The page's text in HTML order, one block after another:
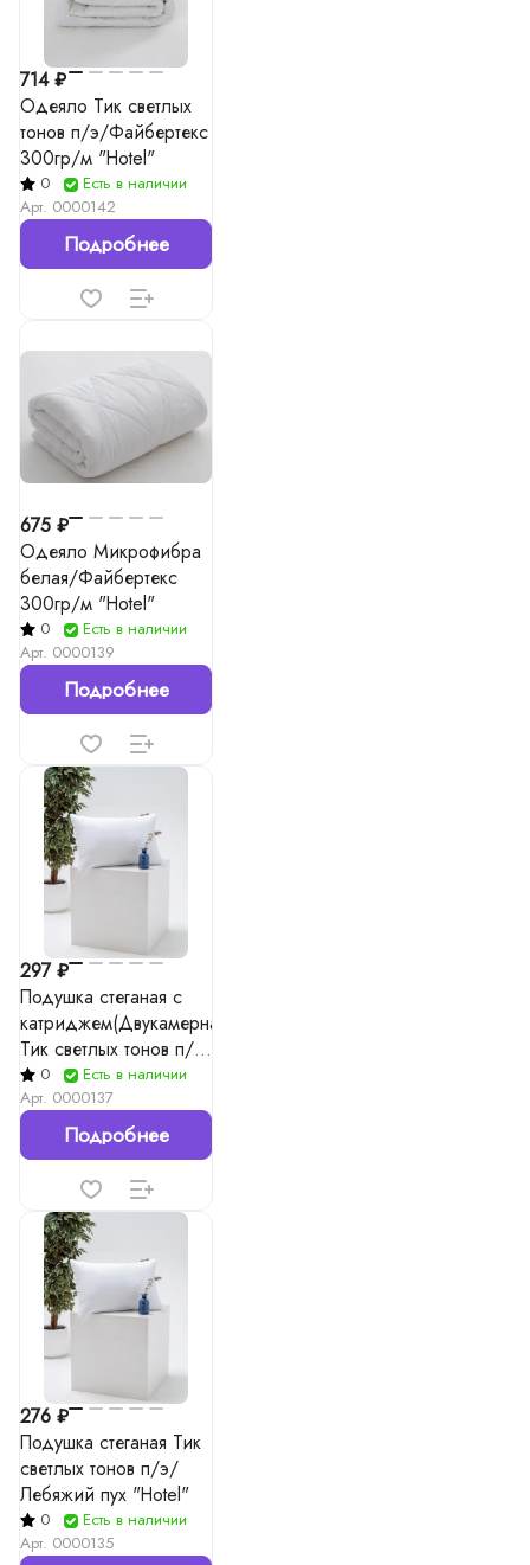
714 ₽
Одеяло Тик светлых
тонов п/э/Файбертекс
300гр/м "Hotel"
0
Есть в наличии
Арт. 0000142
Подробнее
675 ₽
Одеяло Микрофибра
белая/Файбертекс
300гр/м "Hotel"
0
Есть в наличии
Арт. 0000139
Подробнее
297 ₽
Подушка стеганая с
катриджем(Двукамерная)
Тик светлых тонов п/
э/Лебяжий пух "Hotel"
0
Есть в наличии
Арт. 0000137
Подробнее
276 ₽
Подушка стеганая Тик
светлых тонов п/э/
Лебяжий пух "Hotel"
0
Есть в наличии
Арт. 0000135